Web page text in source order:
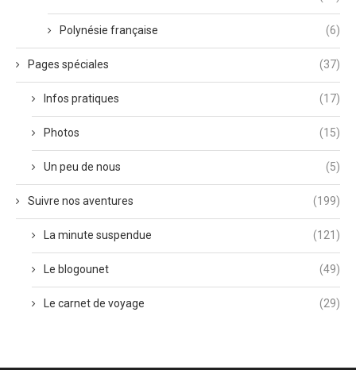
Polynésie française (6)
Pages spéciales (37)
Infos pratiques (17)
Photos (15)
Un peu de nous (5)
Suivre nos aventures (199)
La minute suspendue (121)
Le blogounet (49)
Le carnet de voyage (29)